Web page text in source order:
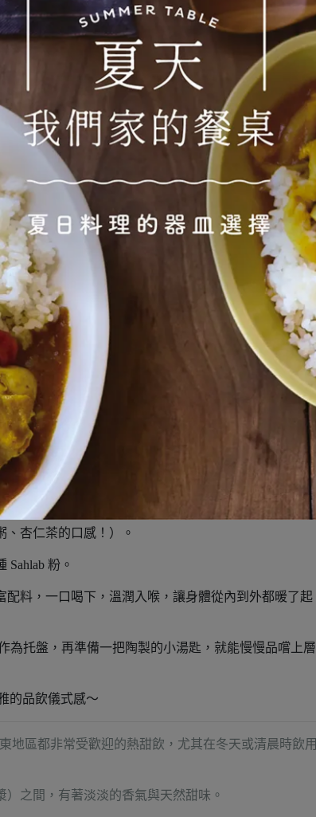
停產）
」的植物根粉所沖泡而成。
湯）的質地
、杏仁茶的口感！）。
粉。
料，一口喝下，溫潤入喉，讓身體從內到外都暖了起
為托盤，再準備一把陶製的小湯匙，就能慢慢品嚐上層
的品飲儀式感～
地區都非常受歡迎的熱甜飲，尤其在冬天或清晨時飲用
之間，有著淡淡的香氣與天然甜味。